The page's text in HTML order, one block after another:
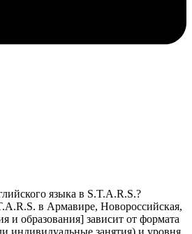
языка в S.T.A.R.S.?
в Армавире, Новороссийская,
и образования] зависит от формата
индивидуальные занятия) и уровня